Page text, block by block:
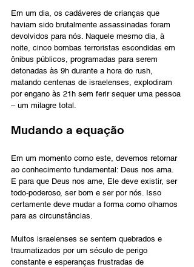
Em um dia, os cadáveres de crianças que
haviam sido brutalmente assassinadas foram
devolvidos para nós. Naquele mesmo dia, à
noite, cinco bombas terroristas escondidas em
ônibus públicos, programadas para serem
detonadas às 9h durante a hora do rush,
matando centenas de israelenses, explodiram
por engano às 21h sem ferir sequer uma pessoa
– um milagre total.
Mudando a equação
Em um momento como este, devemos retornar
ao conhecimento fundamental: Deus nos ama.
E para que Deus nos ame, Ele deve existir, ser
todo-poderoso, ser bom e ser por nós. Isso
certamente deve mudar a forma como olhamos
para as circunstâncias.
Muitos israelenses se sentem quebrados e
traumatizados por um século de perigo
constante e esperanças frustradas de